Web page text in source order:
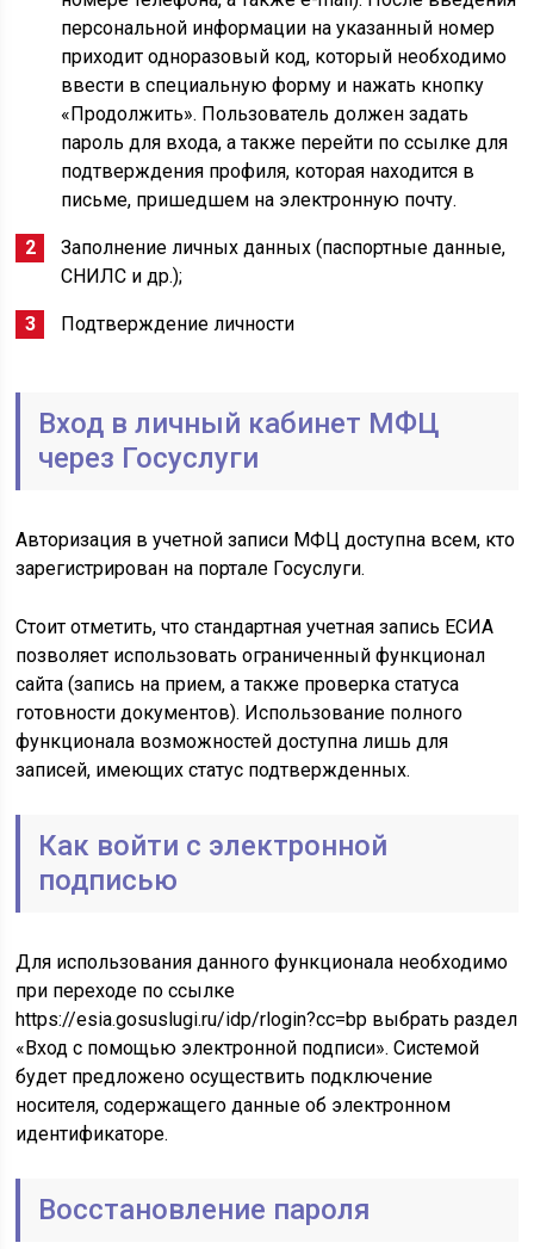
персональной информации на указанный номер
приходит одноразовый код, который необходимо
ввести в специальную форму и нажать кнопку
«Продолжить». Пользователь должен задать
пароль для входа, а также перейти по ссылке для
подтверждения профиля, которая находится в
письме, пришедшем на электронную почту.
Заполнение личных данных (паспортные данные,
СНИЛС и др.);
Подтверждение личности
Вход в личный кабинет МФЦ
через Госуслуги
Авторизация в учетной записи МФЦ доступна всем, кто
зарегистрирован на портале Госуслуги.
Стоит отметить, что стандартная учетная запись ЕСИА
позволяет использовать ограниченный функционал
сайта (запись на прием, а также проверка статуса
готовности документов). Использование полного
функционала возможностей доступна лишь для
записей, имеющих статус подтвержденных.
Как войти с электронной
подписью
Для использования данного функционала необходимо
при переходе по ссылке
https://esia.gosuslugi.ru/idp/rlogin?cc=bp выбрать раздел
«Вход с помощью электронной подписи». Системой
будет предложено осуществить подключение
носителя, содержащего данные об электронном
идентификаторе.
Восстановление пароля